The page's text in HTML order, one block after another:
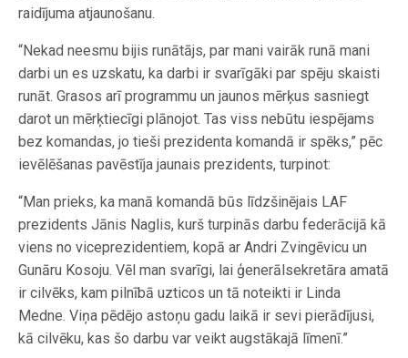
raidījuma atjaunošanu.
“Nekad neesmu bijis runātājs, par mani vairāk runā mani
darbi un es uzskatu, ka darbi ir svarīgāki par spēju skaisti
runāt. Grasos arī programmu un jaunos mērķus sasniegt
darot un mērķtiecīgi plānojot. Tas viss nebūtu iespējams
bez komandas, jo tieši prezidenta komandā ir spēks,” pēc
ievēlēšanas pavēstīja jaunais prezidents, turpinot:
“Man prieks, ka manā komandā būs līdzšinējais LAF
prezidents Jānis Naglis, kurš turpinās darbu federācijā kā
viens no viceprezidentiem, kopā ar Andri Zvingēvicu un
Gunāru Kosoju. Vēl man svarīgi, lai ģenerālsekretāra amatā
ir cilvēks, kam pilnībā uzticos un tā noteikti ir Linda
Medne. Viņa pēdējo astoņu gadu laikā ir sevi pierādījusi,
kā cilvēku, kas šo darbu var veikt augstākajā līmenī.”